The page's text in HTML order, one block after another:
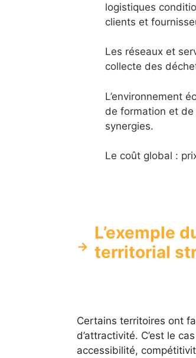
logistiques
clients et
Les réseaux et
collecte des
L’environnement
de formation et de
synergies.
Le coût global :
L’exemple
territorial
Certains territoires ont
d’attractivité. C’est le
accessibilité,